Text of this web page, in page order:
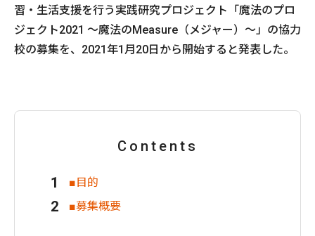
習・生活支援を行う実践研究プロジェクト「魔法のプロ
ジェクト2021 ～魔法のMeasure（メジャー）～」の協力
校の募集を、2021年1月20日から開始すると発表した。
Contents
■目的
■募集概要